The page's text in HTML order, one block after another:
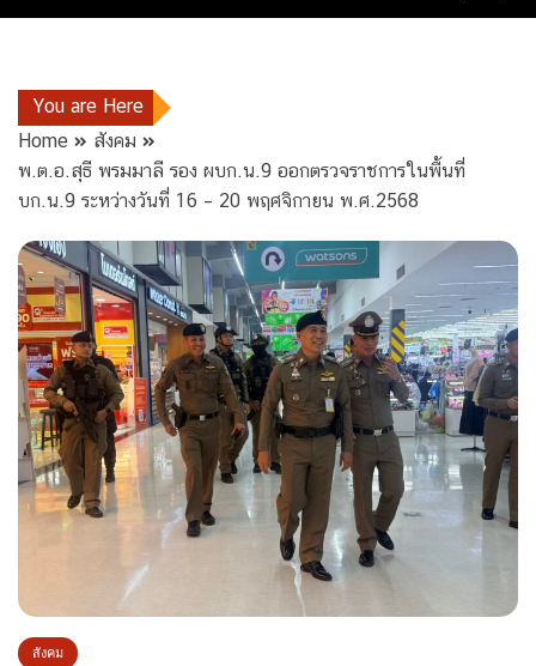
You are Here
Home
สังคม
พ.ต.อ.สุธี พรมมาลี รอง ผบก.น.9 ออกตรวจราชการในพื้นที่
บก.น.9 ระหว่างวันที่ 16 – 20 พฤศจิกายน พ.ศ.2568
สังคม